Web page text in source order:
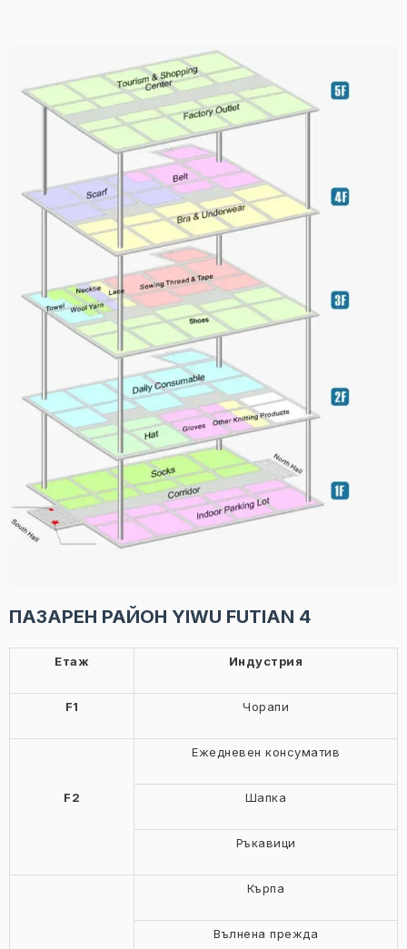
ПАЗАРЕН РАЙОН YIWU FUTIAN 4
Етаж Индустрия
F1 Чорапи
F2
Ежедневен консуматив
Шапка
Ръкавици
Кърпа
Вълнена прежда